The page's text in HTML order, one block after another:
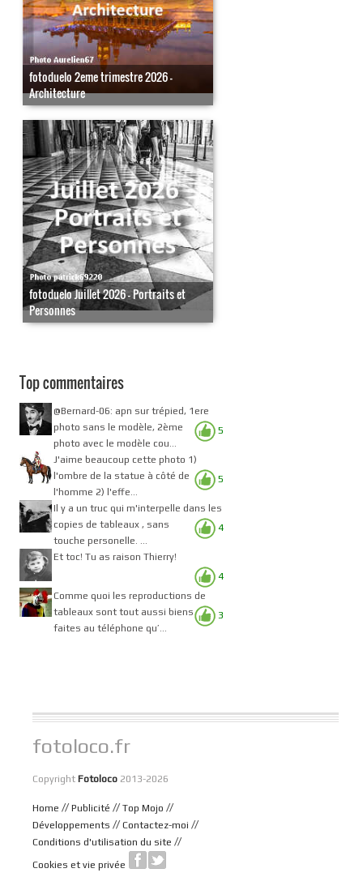
fotoduelo 2eme trimestre 2026 -
Architecture
fotoduelo Juillet 2026 - Portraits et
Personnes
Top commentaires
5
@Bernard-06: apn sur trépied, 1ere
photo sans le modèle, 2ème
photo avec le modèle cou...
5
J'aime beaucoup cette photo 1)
l'ombre de la statue à côté de
l'homme 2) l'effe...
4
Il y a un truc qui m'interpelle dans les
copies de tableaux , sans
touche personelle. ...
4
Et toc! Tu as raison Thierry!
3
Comme quoi les reproductions de
tableaux sont tout aussi biens
faites au téléphone qu’...
fotoloco.fr
Copyright Fotoloco 2013-2026
Home // Publicité // Top Mojo //
Développements // Contactez-moi //
Conditions d'utilisation du site //
Cookies et vie privée